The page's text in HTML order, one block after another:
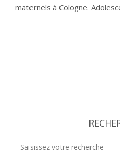
maternels à Cologne.